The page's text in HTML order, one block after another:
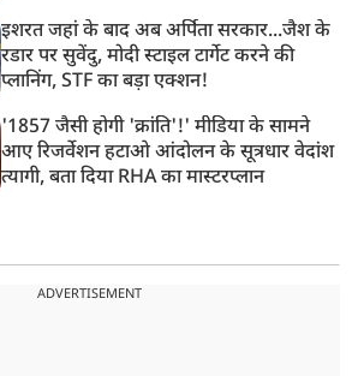
इशरत जहां के बाद अब अर्पिता सरकार...जैश के
रडार पर सुवेंदु, मोदी स्टाइल टार्गेट करने की
प्लानिंग, STF का बड़ा एक्शन!
'1857 जैसी होगी 'क्रांति'!' मीडिया के सामने
आए रिजर्वेशन हटाओ आंदोलन के सूत्रधार वेदांश
त्यागी, बता दिया RHA का मास्टरप्लान
ADVERTISEMENT